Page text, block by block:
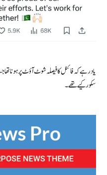
یاد رہے کہ فائنل کا فیصلہ شوٹ آؤٹ پر ہونا
سکور کیے تھے۔